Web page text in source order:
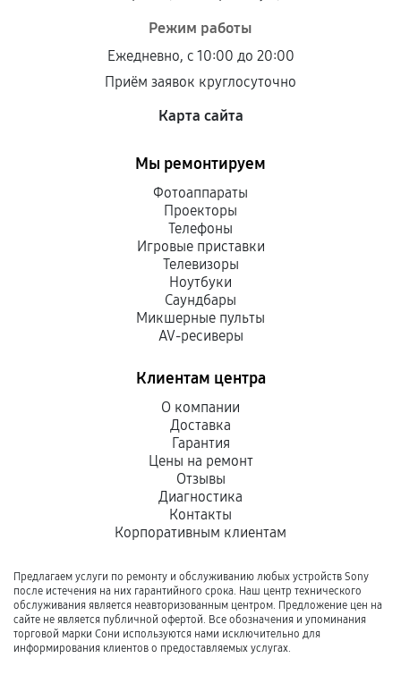
Режим работы
Ежедневно, с 10:00 до 20:00
Приём заявок круглосуточно
Карта сайта
Мы ремонтируем
Фотоаппараты
Проекторы
Телефоны
Игровые приставки
Телевизоры
Ноутбуки
Саундбары
Микшерные пульты
AV-ресиверы
Клиентам центра
О компании
Доставка
Гарантия
Цены на ремонт
Отзывы
Диагностика
Контакты
Корпоративным клиентам
Предлагаем услуги по ремонту и обслуживанию любых устройств Sony
после истечения на них гарантийного срока. Наш центр технического
обслуживания является неавторизованным центром. Предложение цен на
сайте не является публичной офертой. Все обозначения и упоминания
торговой марки Сони используются нами исключительно для
информирования клиентов о предоставляемых услугах.